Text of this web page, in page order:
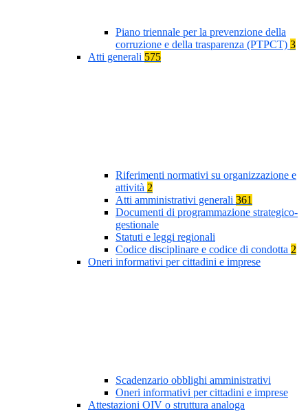
Piano triennale per la prevenzione della
corruzione e della trasparenza (PTPCT) 3
Atti generali 575
Riferimenti normativi su organizzazione e
attività 2
Atti amministrativi generali 361
Documenti di programmazione strategico-
gestionale
Statuti e leggi regionali
Codice disciplinare e codice di condotta 2
Oneri informativi per cittadini e imprese
Scadenzario obblighi amministrativi
Oneri informativi per cittadini e imprese
Attestazioni OIV o struttura analoga